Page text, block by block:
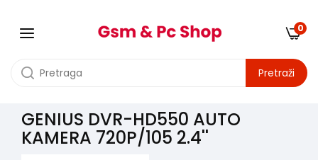
Pretraži
0
GENIUS DVR-HD550 AUTO
KAMERA 720P/105 2.4''